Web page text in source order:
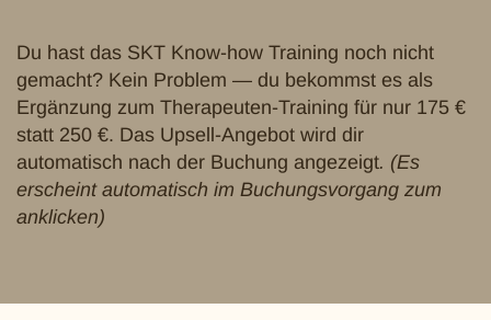
Du hast das SKT Know-how Training noch nicht
gemacht? Kein Problem — du bekommst es als
Ergänzung zum Therapeuten-Training für nur 175 €
statt 250 €. Das Upsell-Angebot wird dir
automatisch nach der Buchung angezeigt. (Es
erscheint automatisch im Buchungsvorgang zum
anklicken)